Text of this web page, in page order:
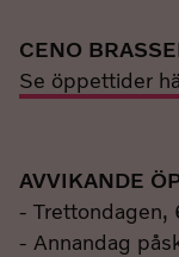
CENO
Se öppettider
AVVIKANDE
-
- Annandag